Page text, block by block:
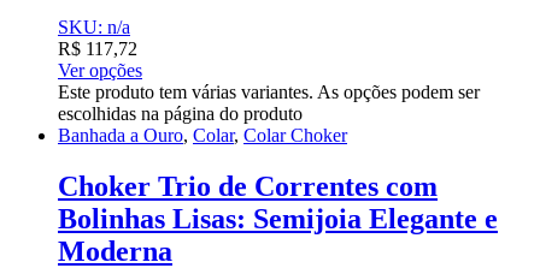
SKU: n/a
R$ 117,72
Ver opções
Este produto tem várias variantes. As opções podem ser
escolhidas na página do produto
Banhada a Ouro, Colar, Colar Choker
Choker Trio de Correntes com
Bolinhas Lisas: Semijoia Elegante e
Moderna